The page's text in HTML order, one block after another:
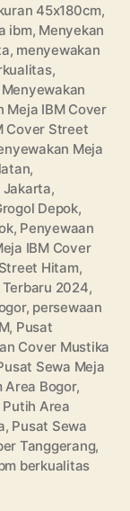
45x180cm,
ibm, Menyekan
, menyewakan
,
Menyewakan
Meja IBM Cover
Cover Street
Meja
,
Jakarta,
Depok,
, Penyewaan
IBM Cover
Hitam,
2024,
, persewaan
, Pusat
Cover Mustika
Sewa Meja
Area Bogor,
Area
, Pusat Sewa
Tanggerang,
berkualitas